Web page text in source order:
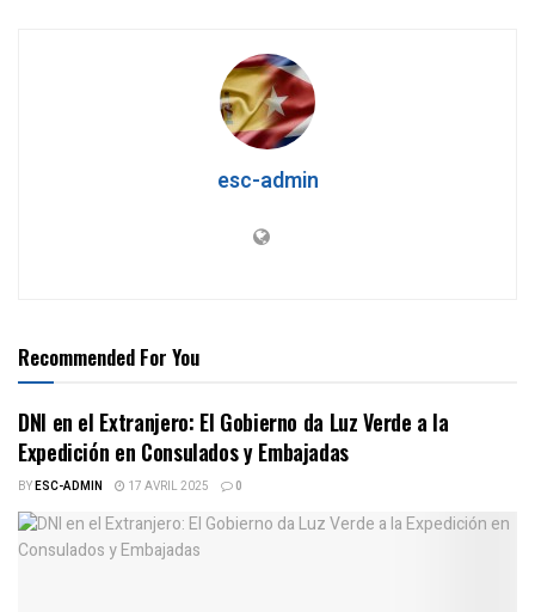
esc-admin
Recommended For You
DNI en el Extranjero: El Gobierno da Luz Verde a la
Expedición en Consulados y Embajadas
BYESC-ADMIN 17 AVRIL 2025 0